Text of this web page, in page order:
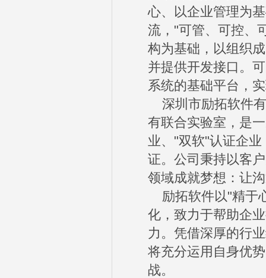
心、以企业管理为
流，"可管、可控、
构为基础，以组织
并提供开发接口。
系统的基础平台，
深圳市励拓软件
有联合实验室，是
业、"双软"认证企
证。公司秉持以客
领域成就梦想：让
励拓软件以"精于
化，致力于帮助企
力。凭借深厚的行
将充分运用自身优
战。